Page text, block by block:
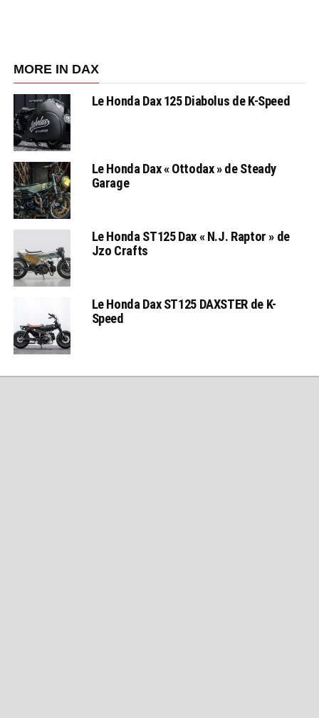
MORE IN DAX
Le Honda Dax 125 Diabolus de K-Speed
Le Honda Dax « Ottodax » de Steady
Garage
Le Honda ST125 Dax « N.J. Raptor » de
Jzo Crafts
Le Honda Dax ST125 DAXSTER de K-
Speed